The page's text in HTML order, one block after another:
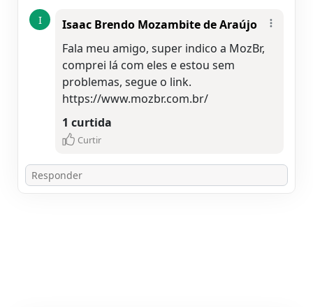
I
Isaac Brendo Mozambite de Araújo
Fala meu amigo, super indico a MozBr,
comprei lá com eles e estou sem
problemas, segue o link.
https://www.mozbr.com.br/
1 curtida
Curtir